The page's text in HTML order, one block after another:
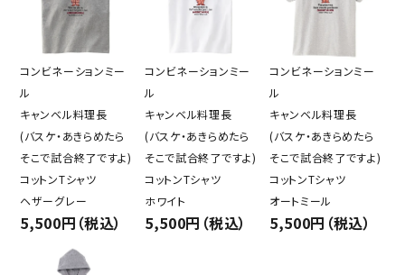
コンビネーションミー
ル
キャンベル料理長
(バスケ・あきらめたら
そこで試合終了ですよ)
コットンTシャツ
ヘザーグレー
5,500円（税込）
コンビネーションミー
ル
キャンベル料理長
(バスケ・あきらめたら
そこで試合終了ですよ)
コットンTシャツ
ホワイト
5,500円（税込）
コンビネーションミー
ル
キャンベル料理長
(バスケ・あきらめたら
そこで試合終了ですよ)
コットンTシャツ
オートミール
5,500円（税込）